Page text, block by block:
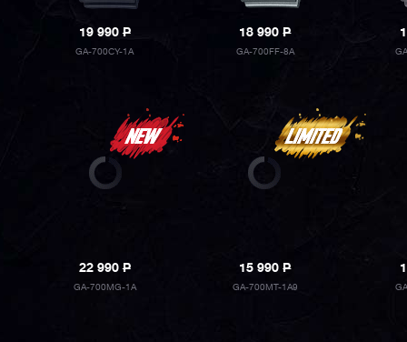
19 990P
GA-700CY-1A
18 990P
GA-700FF-8A
22 990P
GA-700MG-1A
15 990P
GA-700MT-1A9